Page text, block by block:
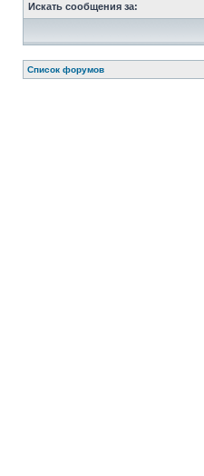
Искать сообщения за:
Список форумов